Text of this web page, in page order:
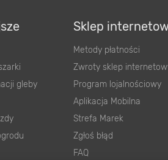
gleby
Sklep
Metody płatności
Zwroty sklep
Program lojalnościowy
Aplikacja Mobilna
Strefa Marek
Zgłoś błąd
FAQ